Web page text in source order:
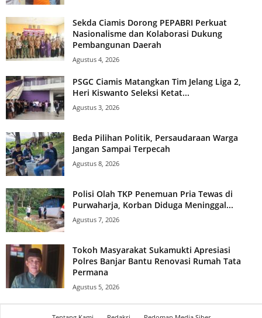
Sekda Ciamis Dorong PEPABRI Perkuat
Nasionalisme dan Kolaborasi Dukung
Pembangunan Daerah
Agustus 4, 2026
PSGC Ciamis Matangkan Tim Jelang Liga 2,
Heri Kiswanto Seleksi Ketat...
Agustus 3, 2026
Beda Pilihan Politik, Persaudaraan Warga
Jangan Sampai Terpecah
Agustus 8, 2026
Polisi Olah TKP Penemuan Pria Tewas di
Purwaharja, Korban Diduga Meninggal...
Agustus 7, 2026
Tokoh Masyarakat Sukamukti Apresiasi
Polres Banjar Bantu Renovasi Rumah Tata
Permana
Agustus 5, 2026